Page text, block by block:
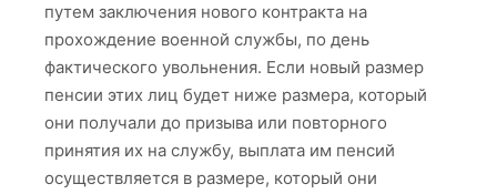
путем заключения нового контракта на
прохождение военной службы, по день
фактического увольнения. Если новый размер
пенсии этих лиц будет ниже размера, который
они получали до призыва или повторного
принятия их на службу, выплата им пенсий
осуществляется в размере, который они